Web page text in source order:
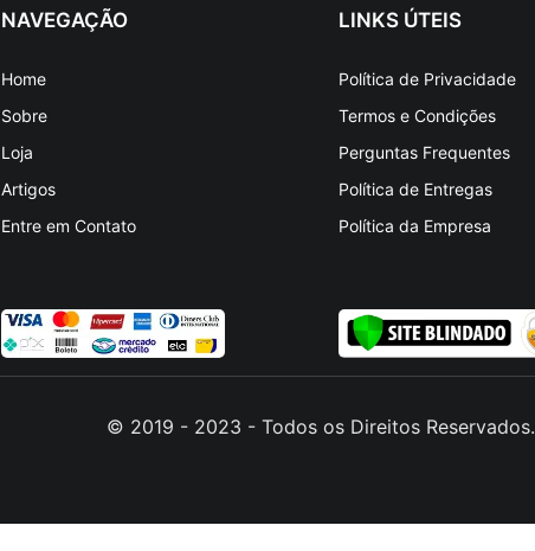
NAVEGAÇÃO
Home
Sobre
Loja
Artigos
Entre em Contato
LINKS ÚTEIS
Política de Privacidade
Termos e Condições
Perguntas Frequentes
Política de Entregas
Política da Empresa
© 2019 - 2023 - Todos os Direitos Reservados.